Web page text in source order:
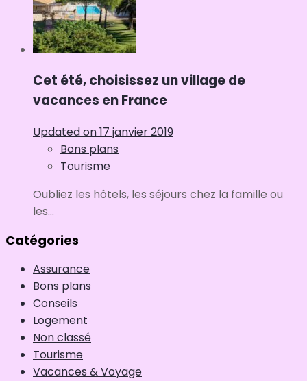
Cet été, choisissez un village de
vacances en France
Updated on17 janvier 2019
Bons plans
Tourisme
Oubliez les hôtels, les séjours chez la famille ou
les...
Catégories
Assurance
Bons plans
Conseils
Logement
Non classé
Tourisme
Vacances & Voyage